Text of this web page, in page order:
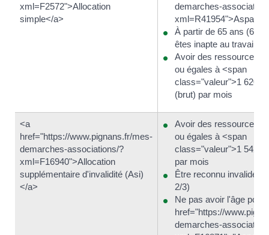
xml=F2572">Allocation
simple</a>
demarches-
xml=R41954">Aspa</
À partir de 65 ans (60
êtes inapte au travail)
Avoir des ressources
ou égales à <span
class="valeur">1
(brut) par mois
<a
href="https://www.pignans.fr/mes-
demarches-associations/?
xml=F16940">Allocation
supplémentaire d'invalidité (Asi)
</a>
Avoir des ressources
ou égales à <span
class="valeur">1
par mois
Être reconnu invalide
2/3)
Ne pas avoir l'âge pour
href="https://
demarches-